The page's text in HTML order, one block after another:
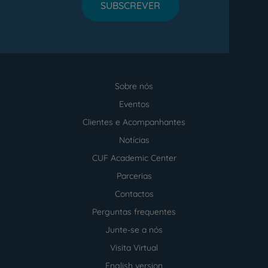
SUBSCREVER
Sobre nós
Eventos
Clientes e Acompanhantes
Notícias
CUF Academic Center
Parcerias
Contactos
Perguntas frequentes
Junte-se a nós
Visita Virtual
English version